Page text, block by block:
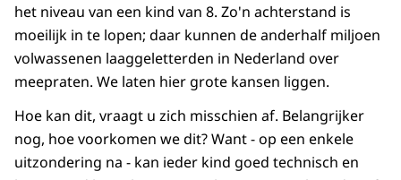
het niveau van een kind van 8. Zo'n achterstand is
moeilijk in te lopen; daar kunnen de anderhalf miljoen
volwassenen laaggeletterden in Nederland over
meepraten. We laten hier grote kansen liggen.
Hoe kan dit, vraagt u zich misschien af. Belangrijker
nog, hoe voorkomen we dit? Want - op een enkele
uitzondering na - kan ieder kind goed technisch en